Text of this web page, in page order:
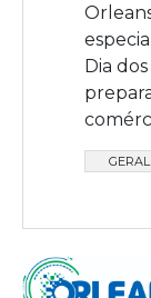
Dia
GERAL